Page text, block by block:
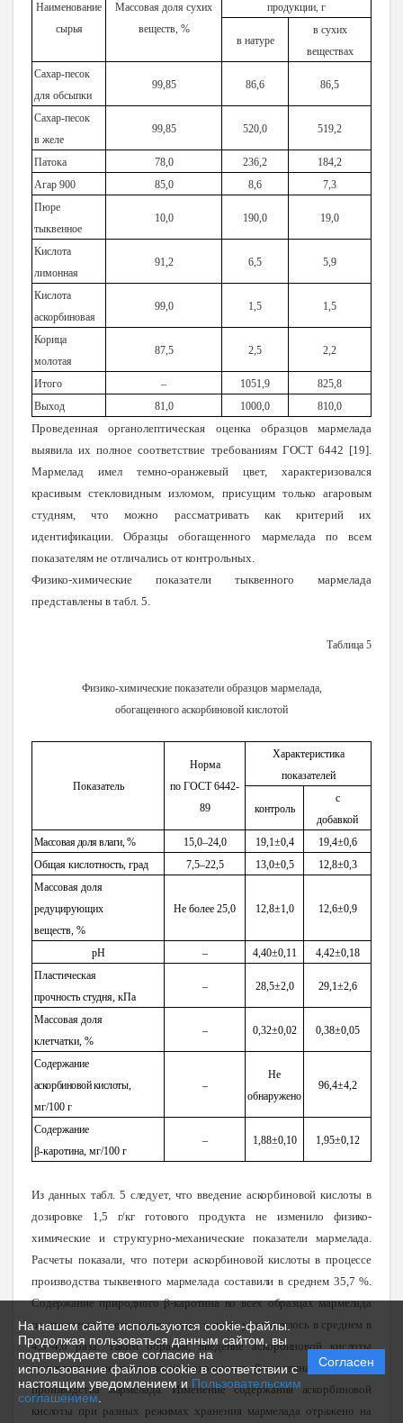
На нашем сайте используются cookie-файлы.
Продолжая пользоваться данным сайтом, вы
подтверждаете свое согласие на
использование файлов cookie в соответствии с
настоящим уведомлением и Пользовательским
соглашением.
Согласен
Наименование
сырья
Массовая доля сухих
веществ, %
продукции, г
в натуре
в сухих
веществах
Сахар-песок
для обсыпки
99,85 86,6 86,5
Сахар-песок
в желе
99,85 520,0 519,2
Патока 78,0 236,2
184,2
Агар 900
85,0 8,6
7,3
Пюре
тыквенное
10,0 190,0 19,0
Кислота
лимонная
91,2 6,5 5,9
Кислота
аскорбиновая
99,0 1,5 1,5
Корица
молотая
87,5 2,5 2,2
Итого – 1051,9
825,8
Выход
81,0 1000,0 810,0
Проведенная органолептическая оценка образцов мармелада
выявила их полное соответствие требованиям ГОСТ 6442 [19].
Мармелад имел темно-оранжевый цвет, характеризовался
красивым стекловидным изломом, присущим только агаровым
студням, что можно рассматривать как критерий их
идентификации. Образцы обогащенного мармелада по всем
показателям не отличались от контрольных.
Физико-химические показатели тыквенного мармелада
представлены в табл. 5.
Таблица 5
Физико-химические показатели образцов мармелада,
обогащенного аскорбиновой кислотой
Показатель
Норма
по ГОСТ 6442-
89
Характеристика
показателей
контроль
с
добавкой
Массовая доля влаги, %
15,0–24,0 19,1±0,4
19,4±0,6
Общая кислотность, град
7,5–22,5 13,0±0,5
12,8±0,3
Массовая доля
редуцирующих
веществ, %
Не более 25,0 12,8±1,0 12,6±0,9
рН – 4,40±0,11
4,42±0,18
Пластическая
прочность студня, кПа
– 28,5±2,0 29,1±2,6
Массовая доля
клетчатки, %
– 0,32±0,02 0,38±0,05
Содержание
аскорбиновой кислоты,
мг/100 г
–
Не
обнаружено
96,4±4,2
Содержание
β-каротина, мг/100 г
– 1,88±0,10 1,95±0,12
Из данных табл. 5 следует, что введение аскорбиновой кислоты в
дозировке 1,5 г/кг готового продукта не изменило физико-
химические и структурно-механические показатели мармелада.
Расчеты показали, что потери аскорбиновой кислоты в процессе
производства тыквенного мармелада составили в среднем 35,7 %.
Содержание природного β-каротина во всех образцах мармелада
по сравнению с его содержанием в пюре уменьшилось в среднем в
4,3–4,6 раза. Таким образом, введение аскорбиновой кислоты
существенно не повлияло на сохранность β-каротина в процессе
производства мармелада. Изменение содержания аскорбиновой
кислоты при разных режимах хранения мармелада отражено на